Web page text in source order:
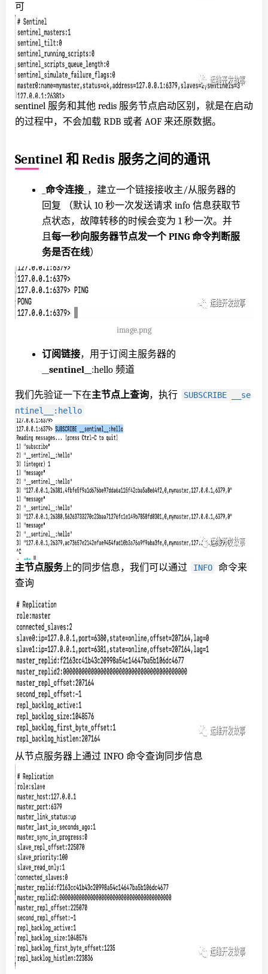
可
sentinel 服务和其他 redis 服务节点启动区别，就是在启动
的过程中，不会加载 RDB 或者 AOF 来还原数据。
Sentinel 和 Redis 服务之间的通讯
命令连接 _，建立一个链接接收主/从服务器的
回复 （默认 10 秒一次发送请求 info 信息获取节
点状态，故障转移的时候会变为 1 秒一次。并
且每一秒向服务器节点发一个 PING 命令判断服
务是否在线）
image.png
订阅链接，用于订阅主服务器的
sentinel__ :hello 频道
我们先验证一下在主节点上查询，执行
SUBSCRIBE __se
ntinel__:hello
主节点服务上的同步信息，我们可以通过 INFO
命令来
查询
从节点服务器上通过 INFO 命令查询同步信息